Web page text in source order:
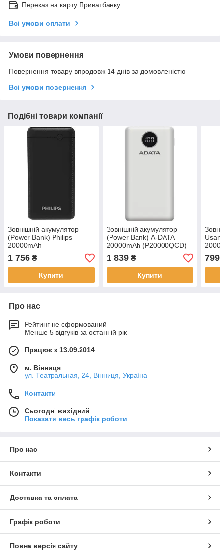
Переказ на карту Приватбанку
Всі умови оплати
Умови повернення
Повернення товару впродовж 14 днів за домовленістю
Всі умови повернення
Подібні товари компанії
Зовнішній акумулятор
(Power Bank) Philips
20000mAh
(DLP1720CB/97)
1 756 ₴
Купити
Зовнішній акумулятор
(Power Bank) A-DATA
20000mAh (P20000QCD)
1 839₴
Купити
799
Про нас
Рейтинг не сформований
Менше 5 відгуків за останній рік
Працює з 13.09.2014
м. Вінниця
ул. Театральная, 24, Вінниця, Україна
Контакти
Сьогодні вихідний
Показати весь графік роботи
Про нас
Контакти
Доставка та оплата
Графік роботи
Повна версія сайту